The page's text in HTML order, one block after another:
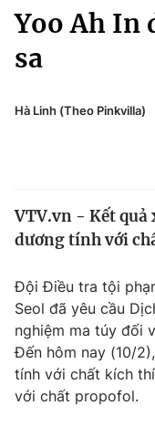
Chuyên mục
Tin tức
Thế giới đó đây
Câu chuyện quốc tế
Kinh tế
Tài chính
Thị trường
Dữ liệu và đời
Kinh tế
Thể thao
Y tế
Yoo Ah In
sa
Hà Linh (Theo Pinkvilla)
VTV.vn - Kết quả
dương tính với
Đội Điều tra tội
Seol đã yêu cầu
nghiệm ma túy đối
Đến hôm nay (10/
tính với chất kích
với chất propofol.